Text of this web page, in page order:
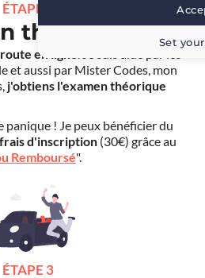
ÉTAPE 2
théorique
en ligne
et aussi par Mister Codes, mon
j'obtiens l'examen théorique
panique ! Je peux bénéficier du
d'inscription (30€) grâce au
Remboursé".
ÉTAPE 3
Set